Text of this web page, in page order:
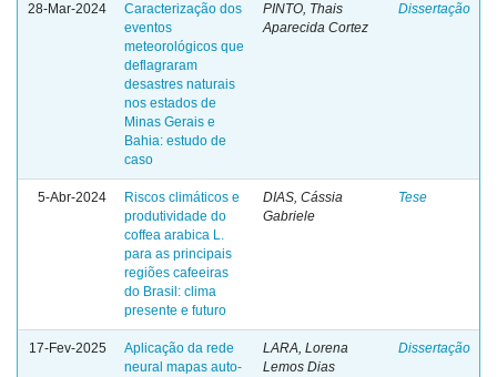
28-Mar-2024
Caracterização dos
eventos
meteorológicos que
deflagraram
desastres naturais
nos estados de
Minas Gerais e
Bahia: estudo de
caso
PINTO, Thais
Aparecida Cortez
Dissertação
5-Abr-2024
Riscos climáticos e
produtividade do
coffea arabica L.
para as principais
regiões cafeeiras
do Brasil: clima
presente e futuro
DIAS, Cássia
Gabriele
Tese
17-Fev-2025
Aplicação da rede
neural mapas auto-
LARA, Lorena
Lemos Dias
Dissertação